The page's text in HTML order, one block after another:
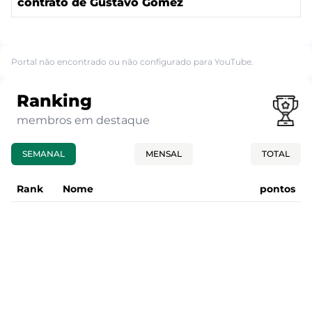
Portal não encontrado ou não configurado para YouTube.
Ranking
membros em destaque
SEMANAL MENSAL TOTAL
Rank Nome pontos